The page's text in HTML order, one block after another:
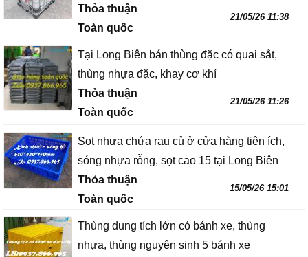
Thỏa thuận
Toàn quốc
21/05/26 11:38
Tại Long Biên bán thùng đặc có quai sắt,
thùng nhựa đặc, khay cơ khí
Thỏa thuận
Toàn quốc
21/05/26 11:26
Sọt nhựa chứa rau củ ở cửa hàng tiện ích,
sóng nhựa rỗng, sọt cao 15 tại Long Biên
Thỏa thuận
Toàn quốc
15/05/26 15:01
Thùng dung tích lớn có bánh xe, thùng
nhựa, thùng nguyên sinh 5 bánh xe